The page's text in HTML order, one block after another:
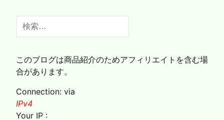
ン
索:
このブログは商品紹介のためアフィリエイトを含む場
合があります。
Connection: via
IPv4
Your IP :